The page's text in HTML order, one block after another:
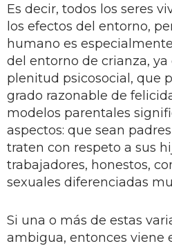
Es decir, todos los seres
los efectos del entorno,
humano es
del entorno de crianza,
plenitud psicosocial, que
grado razonable de
modelos parentales
aspectos: que sean
traten con respeto a sus
trabajadores, honestos,
sexuales diferenciadas
Si una o más de estas
ambigua, entonces viene